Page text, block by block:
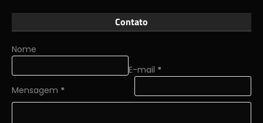
Contato
Nome
E-mail *
Mensagem *